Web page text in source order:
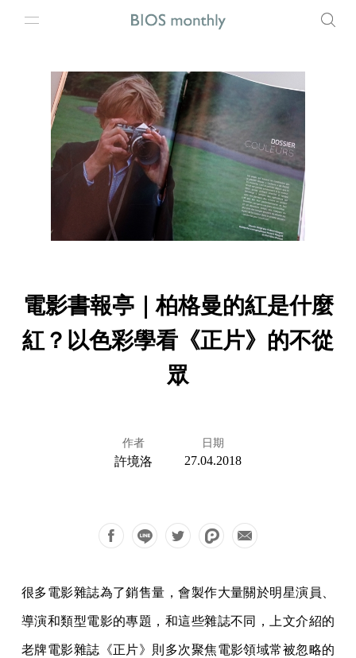
電影書報亭｜柏格曼的紅是什麼
紅？以色彩學看《正片》的不從
眾
作者
許境洛
日期
27.04.2018
很多電影雜誌為了銷售量，會製作大量關於明星演員、
導演和類型電影的專題，和這些雜誌不同，上文介紹的
老牌電影雜誌《正片》則多次聚焦電影領域常被忽略的